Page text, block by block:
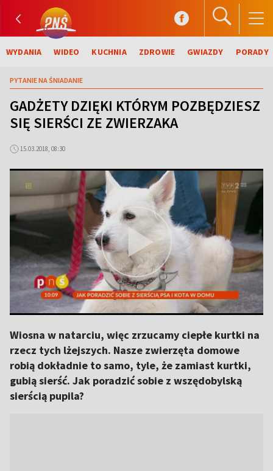
WYDANIA WIDEO KUCHNIA ZDROWIE GWIAZDY PORADY
PYTANIE NA ŚNIADANIE
GADŻETY DZIĘKI KTÓRYM POZBĘDZIESZ
SIĘ SIERŚCI ZE ZWIERZAKA
15.03.2018, 08:30
Wiosna w natarciu, więc zrzucamy ciepłe kurtki na
rzecz tych lżejszych. Nasze zwierzęta domowe
robią dokładnie to samo, tyle, że zamiast kurtki,
gubią sierść. Jak poradzić sobie z wszędobylską
sierścią pupila?